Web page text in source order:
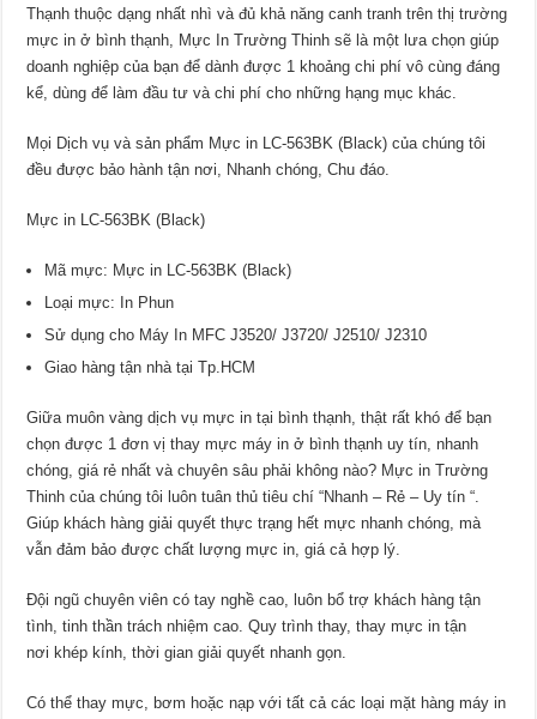
Thạnh thuộc dạng nhất nhì và đủ khả năng canh tranh trên thị trường
mực in ở bình thạnh, Mực In Trường Thinh sẽ là một lưa chọn giúp
doanh nghiệp của bạn để dành được 1 khoảng chi phí vô cùng đáng
kể, dùng để làm đầu tư và chi phí cho những hạng mục khác.
Mọi Dịch vụ và sản phẩm Mực in LC-563BK (Black) của chúng tôi
đều được bảo hành tận nơi, Nhanh chóng, Chu đáo.
Mực in LC-563BK (Black)
Mã mực: Mực in LC-563BK (Black)
Loại mực: In Phun
Sử dụng cho Máy In MFC J3520/ J3720/ J2510/ J2310
Giao hàng tận nhà tại Tp.HCM
Giữa muôn vàng dịch vụ mực in tại bình thạnh, thật rất khó để bạn
chọn được 1 đơn vị thay mực máy in ở bình thạnh uy tín, nhanh
chóng, giá rẻ nhất và chuyên sâu phải không nào? Mực in Trường
Thinh của chúng tôi luôn tuân thủ tiêu chí “Nhanh – Rẻ – Uy tín “.
Giúp khách hàng giải quyết thực trạng hết mực nhanh chóng, mà
vẫn đảm bảo được chất lượng mực in, giá cả hợp lý.
Đội ngũ chuyên viên có tay nghề cao, luôn bổ trợ khách hàng tận
tình, tinh thần trách nhiệm cao. Quy trình thay, thay mực in tận
nơi khép kính, thời gian giải quyết nhanh gọn.
Có thể thay mực, bơm hoặc nạp với tất cả các loại mặt hàng máy in